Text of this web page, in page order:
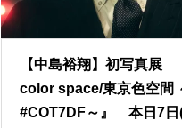
【中島裕翔】初写真展
color space/東京色空間
#COT7DF～』 本日7日